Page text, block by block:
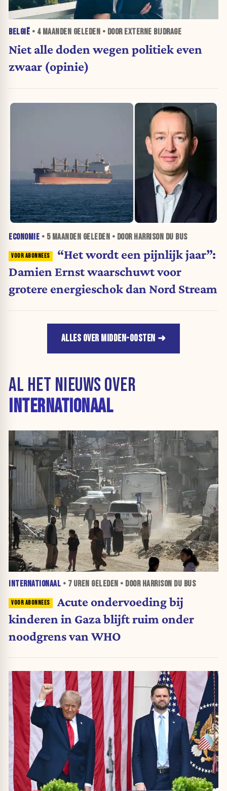
BELGIË • 4 MAANDEN GELEDEN • DOOR EXTERNE BIJDRAGE
Niet alle doden wegen politiek even
zwaar (opinie)
ECONOMIE • 5 MAANDEN GELEDEN • DOOR HARRISON DU BUS
“Het wordt een pijnlijk jaar”:
Damien Ernst waarschuwt voor
grotere energieschok dan Nord Stream
ALLES OVER MIDDEN-OOSTEN
AL HET NIEUWS OVER
INTERNATIONAAL
INTERNATIONAAL • 7 UREN GELEDEN • DOOR HARRISON DU BUS
Acute ondervoeding bij
kinderen in Gaza blijft ruim onder
noodgrens van WHO